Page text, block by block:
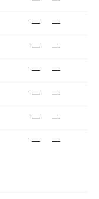
— —
—
—
— —
— —
— —
— —